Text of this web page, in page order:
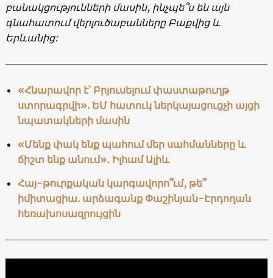
բանակցությունների մասին, ինչպե՞ս են այն
գնահատում վերլուծաբանները Բաքվից և
Երևանից:
«Հնարավոր է՝ Բրյուսելում փաստաթուղթ
ստորագրվի». ԵՄ հատուկ ներկայացուցչի այցի
նպատակների մասին
«Մենք փակ ենք պահում մեր սահմանները և
ճիշտ ենք անում»․ Իլհամ Ալիև
Հայ-թուրքական կարգավորո՞ւմ, թե՞
իմիտացիա. արձագանք Փաշինյան-Էրդողան
հեռախոսազրույցին